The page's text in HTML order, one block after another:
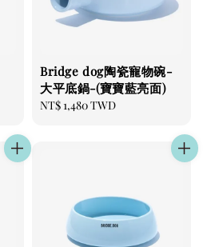
Bridge dog陶瓷寵物碗-
大平底鍋-(寶寶藍亮面)
Regular
NT$ 1,480 TWD